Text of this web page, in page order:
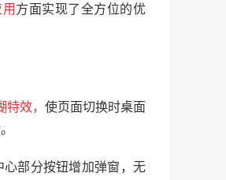
方面实现了全方位的优
效， 使页面切换时桌面
心部分按钮增加弹窗，无